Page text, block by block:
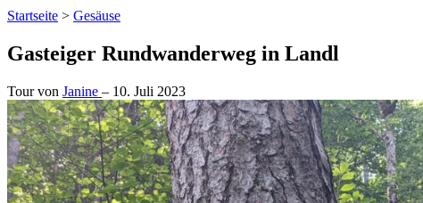
Startseite > Gesäuse
Gasteiger Rundwanderweg in Landl
Tour von Janine – 10. Juli 2023